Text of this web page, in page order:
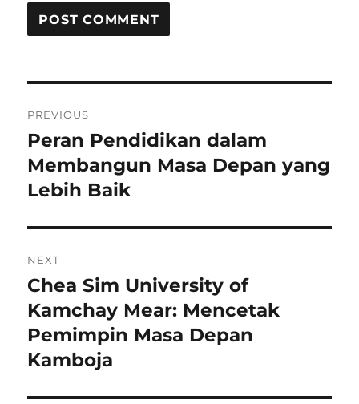
navigation
PREVIOUS
Previous
post:
Peran Pendidikan dalam
Membangun Masa Depan yang
Lebih Baik
NEXT
Next
post:
Chea Sim University of
Kamchay Mear: Mencetak
Pemimpin Masa Depan
Kamboja